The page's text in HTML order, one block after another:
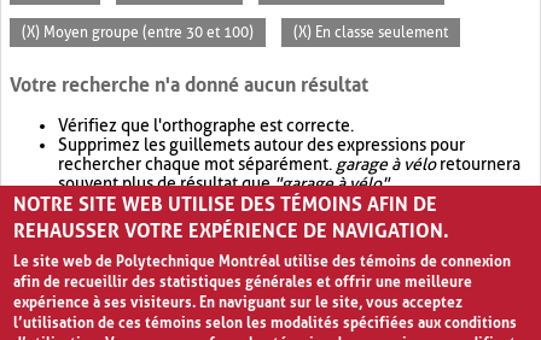
(X) Moyen groupe (entre 30 et 100) (X) En classe seulement
Votre recherche n'a donné aucun résultat
Vérifiez que l'orthographe est correcte.
Supprimez les guillemets autour des expressions pour
rechercher chaque mot séparément. garage à véloretournera
souvent plus de résultat que"garage à vélo".
Envisagez d'élargir votre recherche avec OR.garage OR vélo
retournera souvent plus de résultat quegarage à vélo
NOTRE SITE WEB UTILISE DES TÉMOINS AFIN DE
REHAUSSER VOTRE EXPÉRIENCE DE NAVIGATION.
Le site web de Polytechnique Montréal utilise des témoins de connexion
afin de recueillir des statistiques générales et offrir une meilleure
expérience à ses visiteurs. En naviguant sur le site, vous acceptez
l’utilisation de ces témoins selon les modalités spécifiées aux conditions